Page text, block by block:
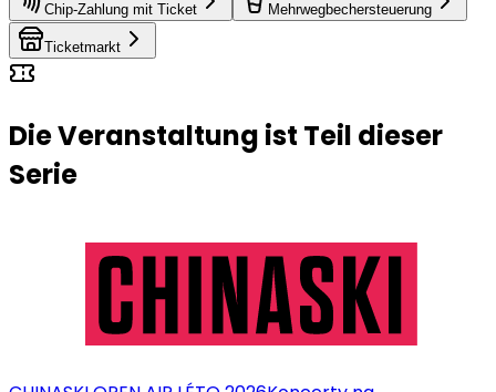
Chip-Zahlung mit Ticket Mehrwegbechersteuerung
Ticketmarkt
Die Veranstaltung ist Teil dieser
Serie